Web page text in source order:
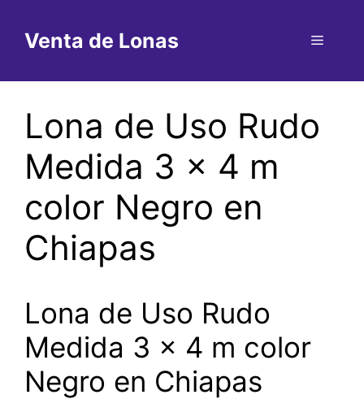
contenido
Venta de Lonas Menú
Lona de Uso Rudo
Medida 3 x 4 m
color Negro en
Chiapas
Lona de Uso Rudo
Medida 3 x 4 m color
Negro en Chiapas